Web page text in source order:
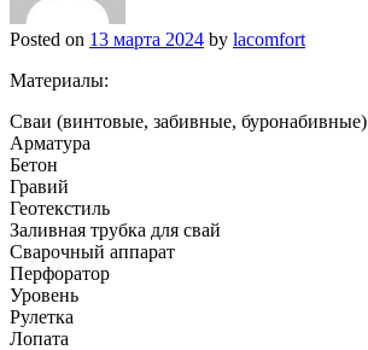
Posted on 13 марта 2024 by lacomfort
Материалы:
Сваи (винтовые, забивные, буронабивные)
Арматура
Бетон
Гравий
Геотекстиль
Заливная трубка для свай
Сварочный аппарат
Перфоратор
Уровень
Рулетка
Лопата